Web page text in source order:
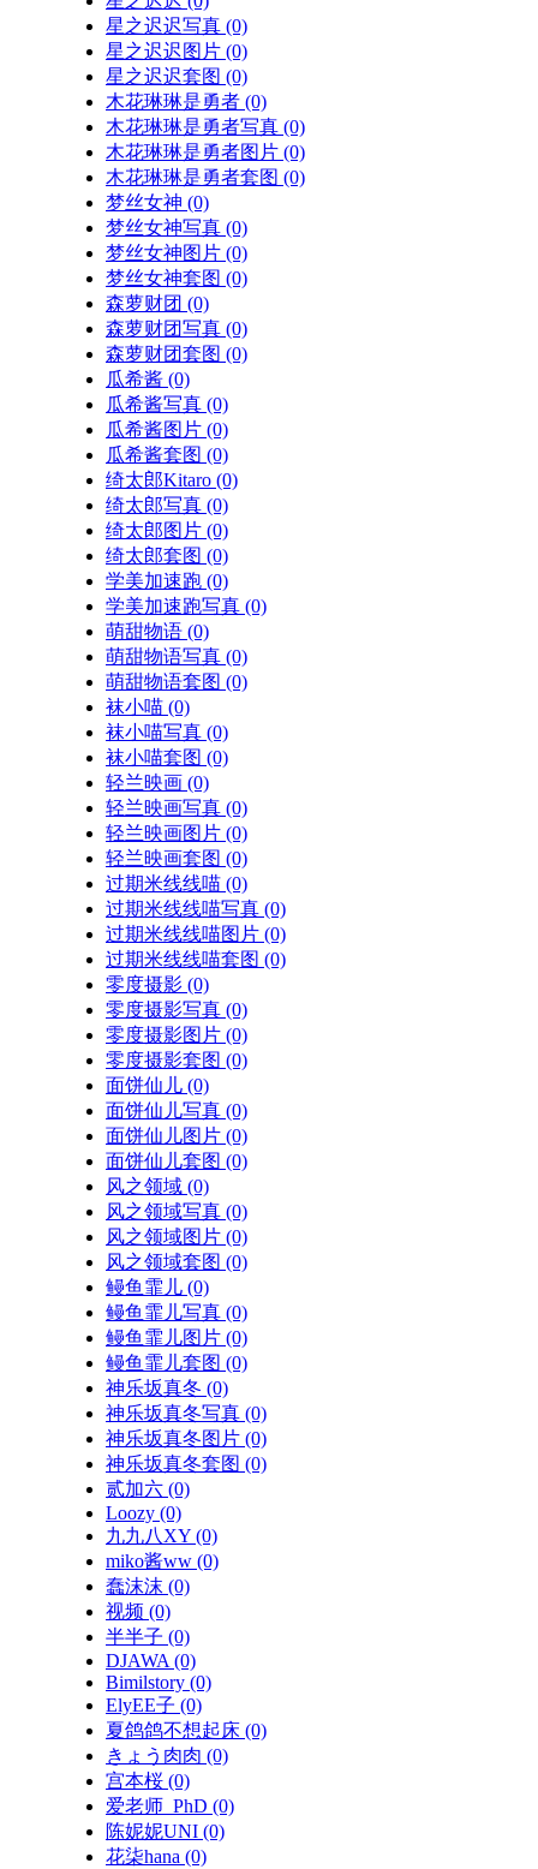
星之迟迟写真 (0)
星之迟迟图片 (0)
星之迟迟套图 (0)
木花琳琳是勇者 (0)
木花琳琳是勇者写真 (0)
木花琳琳是勇者图片 (0)
木花琳琳是勇者套图 (0)
梦丝女神 (0)
梦丝女神写真 (0)
梦丝女神图片 (0)
梦丝女神套图 (0)
森萝财团 (0)
森萝财团写真 (0)
森萝财团套图 (0)
瓜希酱 (0)
瓜希酱写真 (0)
瓜希酱图片 (0)
瓜希酱套图 (0)
绮太郎Kitaro (0)
绮太郎写真 (0)
绮太郎图片 (0)
绮太郎套图 (0)
学美加速跑 (0)
学美加速跑写真 (0)
萌甜物语 (0)
萌甜物语写真 (0)
萌甜物语套图 (0)
袜小喵 (0)
袜小喵写真 (0)
袜小喵套图 (0)
轻兰映画 (0)
轻兰映画写真 (0)
轻兰映画图片 (0)
轻兰映画套图 (0)
过期米线线喵 (0)
过期米线线喵写真 (0)
过期米线线喵图片 (0)
过期米线线喵套图 (0)
零度摄影 (0)
零度摄影写真 (0)
零度摄影图片 (0)
零度摄影套图 (0)
面饼仙儿 (0)
面饼仙儿写真 (0)
面饼仙儿图片 (0)
面饼仙儿套图 (0)
风之领域 (0)
风之领域写真 (0)
风之领域图片 (0)
风之领域套图 (0)
鳗鱼霏儿 (0)
鳗鱼霏儿写真 (0)
鳗鱼霏儿图片 (0)
鳗鱼霏儿套图 (0)
神乐坂真冬 (0)
神乐坂真冬写真 (0)
神乐坂真冬图片 (0)
神乐坂真冬套图 (0)
贰加六 (0)
Loozy (0)
九九八XY (0)
miko酱ww (0)
蠢沫沫 (0)
视频 (0)
半半子 (0)
DJAWA (0)
Bimilstory (0)
ElyEE子 (0)
夏鸽鸽不想起床 (0)
きょう肉肉 (0)
宫本桜 (0)
爱老师_PhD (0)
陈妮妮UNI (0)
花柒hana (0)